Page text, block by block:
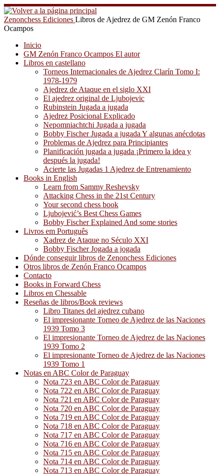
Saltar
al
contenido
Zenonchess Ediciones Libros de Ajedrez de GM Zenón Franco
Ocampos
Inicio
GM Zenón Franco Ocampos El autor
Libros en castellano
Torneos Internacionales de Ajedrez Clarín Tomo I:
1978-1979
Ajedrez de Ataque en el siglo XXI
El ajedrez original de Ljubojevic
Rubinstein Jugada a jugada
Ajedrez Posicional Explicado
Nepomniachtchi Jugada a jugada
Bobby Fischer Jugada a jugada Y algunas anécdotas
Problemas de Ajedrez para Principiantes
Planificación jugada a jugada ¡Primero la idea y
después la jugada!
Acierte las Jugadas 1 Ajedrez de Entrenamiento
Books in English
Learn from Sammy Reshevsky
Attacking Chess in the 21st Century
Your second chess book
Ljubojević’s Best Chess Games
Bobby Fischer Explained And some stories
Livros em Português
Xadrez de Ataque no Século XXI
Bobby Fischer Jogada a jogada
Dónde conseguir libros de Zenonchess Ediciones
Otros libros de Zenón Franco Ocampos
Contacto
Books in Forward Chess
Libros en Chessable
Reseñas de libros/Book reviews
Libro Titanes del ajedrez cubano
El impresionante Torneo de Ajedrez de las Naciones
1939 Tomo 3
El impresionante Torneo de Ajedrez de las Naciones
1939 Tomo 2
El impresionante Torneo de Ajedrez de las Naciones
1939 Tomo 1
Notas en ABC Color de Paraguay
Nota 723 en ABC Color de Paraguay
Nota 722 en ABC Color de Paraguay
Nota 721 en ABC Color de Paraguay
Nota 720 en ABC Color de Paraguay
Nota 719 en ABC Color de Paraguay
Nota 718 en ABC Color de Paraguay
Nota 717 en ABC Color de Paraguay
Nota 716 en ABC Color de Paraguay
Nota 715 en ABC Color de Paraguay
Nota 714 en ABC Color de Paraguay
Nota 713 en ABC Color de Paraguay